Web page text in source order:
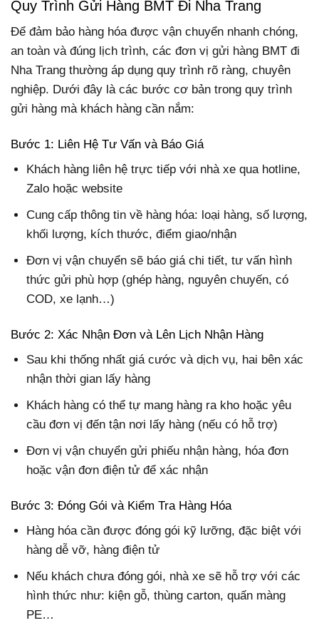
Quy Trình Gửi Hàng BMT Đi Nha Trang
Để đảm bảo hàng hóa được vận chuyển nhanh chóng,
an toàn và đúng lịch trình, các đơn vị gửi hàng BMT đi
Nha Trang thường áp dụng quy trình rõ ràng, chuyên
nghiệp. Dưới đây là các bước cơ bản trong quy trình
gửi hàng mà khách hàng cần nắm:
Bước 1: Liên Hệ Tư Vấn và Báo Giá
Khách hàng liên hệ trực tiếp với nhà xe qua hotline,
Zalo hoặc website
Cung cấp thông tin về hàng hóa: loại hàng, số lượng,
khối lượng, kích thước, điểm giao/nhận
Đơn vị vận chuyển sẽ báo giá chi tiết, tư vấn hình
thức gửi phù hợp (ghép hàng, nguyên chuyến, có
COD, xe lạnh…)
Bước 2: Xác Nhận Đơn và Lên Lịch Nhận Hàng
Sau khi thống nhất giá cước và dịch vụ, hai bên xác
nhận thời gian lấy hàng
Khách hàng có thể tự mang hàng ra kho hoặc yêu
cầu đơn vị đến tận nơi lấy hàng (nếu có hỗ trợ)
Đơn vị vận chuyển gửi phiếu nhận hàng, hóa đơn
hoặc vận đơn điện tử để xác nhận
Bước 3: Đóng Gói và Kiểm Tra Hàng Hóa
Hàng hóa cần được đóng gói kỹ lưỡng, đặc biệt với
hàng dễ vỡ, hàng điện tử
Nếu khách chưa đóng gói, nhà xe sẽ hỗ trợ với các
hình thức như: kiện gỗ, thùng carton, quấn màng
PE…